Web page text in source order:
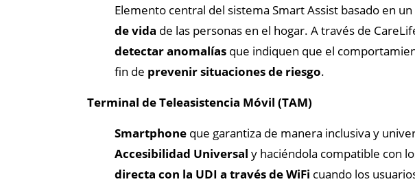
Elemento central del sistema Smart Assist basado en
de vida de las personas en el hogar. A través de
detectar anomalías que indiquen que el
fin de prevenir situaciones de riesgo.
Terminal de Teleasistencia Móvil (TAM)
Smartphone que garantiza de manera inclusiva y
Accesibilidad Universal y haciéndola compatible con
directa con la UDI a través de WiFi cuando los